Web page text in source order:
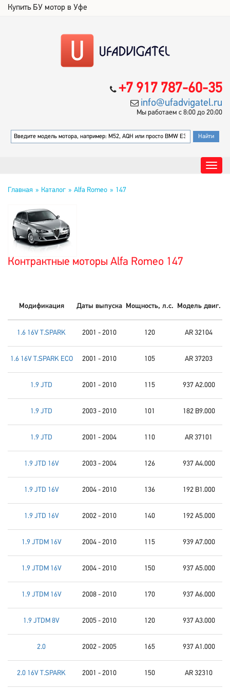
Купить БУ мотор в Уфе
+7 917 787-60-35
info@ufadvigatel.ru
Мы работаем с 8:00 до 20:00
Главная Каталог Alfa Romeo 147
Контрактные моторы Alfa Romeo 147
Модификация Даты выпуска Мощность, л.с. Модель двиг.
1.6 16V T.SPARK 2001 - 2010 120 AR 32104
1.6 16V T.SPARK ECO 2001 - 2010 105 AR 37203
1.9 JTD 2001 - 2010 115 937 A2.000
1.9 JTD 2003 - 2010 101 182 B9.000
1.9 JTD 2001 - 2004 110 AR 37101
1.9 JTD 16V 2003 - 2004 126 937 A4.000
1.9 JTD 16V 2004 - 2010 136 192 B1.000
1.9 JTD 16V 2002 - 2010 140 192 A5.000
1.9 JTDM 16V 2004 - 2010 115 939 A7.000
1.9 JTDM 16V 2004 - 2010 150 937 A5.000
1.9 JTDM 16V 2008 - 2010 170 937 A6.000
1.9 JTDM 8V 2005 - 2010 120 937 A3.000
2.0 2002 - 2005 165 937 A1.000
2.0 16V T.SPARK 2001 - 2010 150 AR 32310